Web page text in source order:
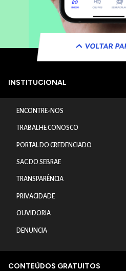
VOLTAR
INSTITUCIONAL
ENCONTRE-NOS
TRABALHE CONOSCO
PORTAL DO CREDENCIADO
SAC DO SEBRAE
TRANSPARÊNCIA
PRIVACIDADE
OUVIDORIA
DENUNCIA
CONTEÚDOS GRATUITOS